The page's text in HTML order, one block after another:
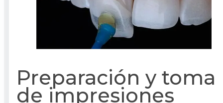
Preparación y toma
de impresiones